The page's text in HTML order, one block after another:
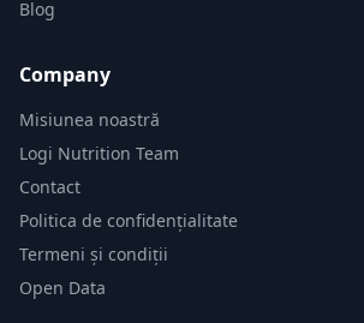
Blog
Company
Misiunea noastră
Logi Nutrition Team
Contact
Politica de confidențialitate
Termeni și condiții
Open Data